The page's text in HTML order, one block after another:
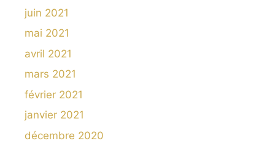
juin 2021
mai 2021
avril 2021
mars 2021
février 2021
janvier 2021
décembre 2020